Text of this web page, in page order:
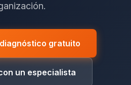
gratuito
un especialista